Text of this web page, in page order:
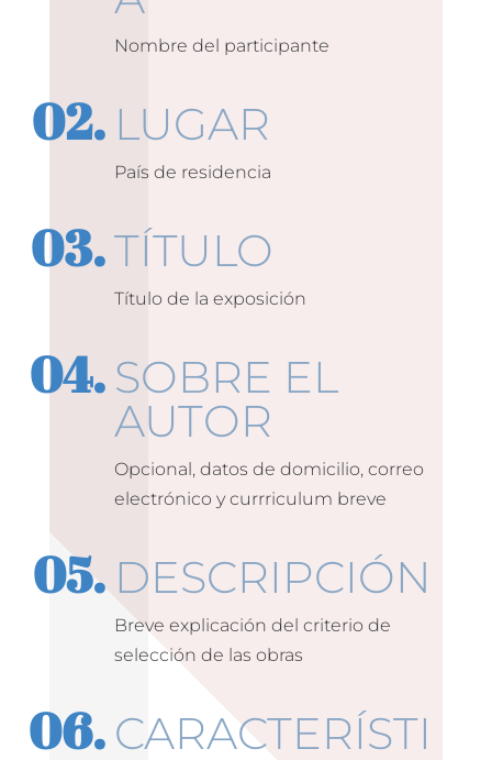
Nombre del participante
LUGAR
País de residencia
TÍTULO
Título de la exposición
SOBRE EL
AUTOR
Opcional, datos de domicilio, correo
electrónico y currriculum breve
DESCRIPCIÓN
Breve explicación del criterio de
selección de las obras
CARACTERÍSTI